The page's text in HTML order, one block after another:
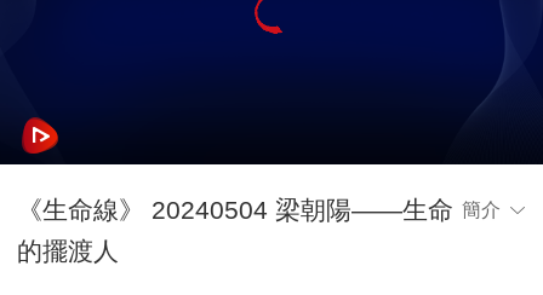
《生命線》 20240504 梁朝陽——生命
的擺渡人
簡介